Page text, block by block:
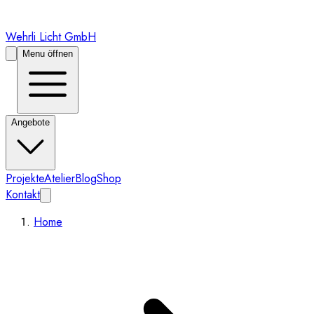
Wehrli Licht GmbH
Menu öffnen
Angebote
ProjekteAtelierBlogShop
Kontakt
Home